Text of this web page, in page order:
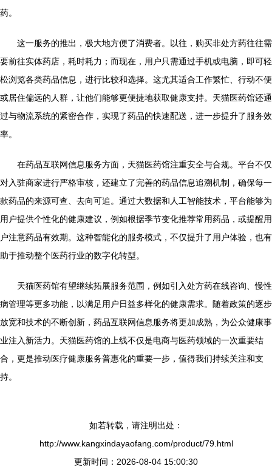
药。
这一服务的推出，极大地方便了消费者。以往，购买非处方药往往需
要前往实体药店，耗时耗力；而现在，用户只需通过手机或电脑，即可轻
松浏览各类药品信息，进行比较和选择。这尤其适合工作繁忙、行动不便
或居住偏远的人群，让他们能够更便捷地获取健康支持。天猫医药馆还通
过与物流系统的紧密合作，实现了药品的快速配送，进一步提升了服务效
率。
在药品互联网信息服务方面，天猫医药馆注重安全与合规。平台不仅
对入驻商家进行严格审核，还建立了完善的药品信息追溯机制，确保每一
款药品的来源可查、去向可追。通过大数据和人工智能技术，平台能够为
用户提供个性化的健康建议，例如根据季节变化推荐常用药品，或提醒用
户注意药品有效期。这种智能化的服务模式，不仅提升了用户体验，也有
助于推动整个医药行业的数字化转型。
天猫医药馆有望继续拓展服务范围，例如引入处方药在线咨询、慢性
病管理等更多功能，以满足用户日益多样化的健康需求。随着政策的逐步
放宽和技术的不断创新，药品互联网信息服务将更加成熟，为公众健康事
业注入新活力。天猫医药馆的上线不仅是电商与医药领域的一次重要结
合，更是推动医疗健康服务普惠化的重要一步，值得我们持续关注和支
持。
如若转载，请注明出处：
http://www.kangxindayaofang.com/product/79.html
更新时间：2026-08-04 15:00:30